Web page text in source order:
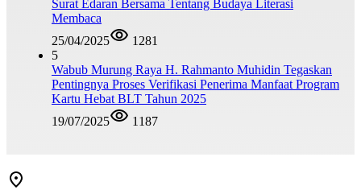
Surat Edaran Bersama Tentang Budaya Literasi
Membaca
25/04/2025
1281
5
Wabub Murung Raya H. Rahmanto Muhidin Tegaskan
Pentingnya Proses Verifikasi Penerima Manfaat Program
Kartu Hebat BLT Tahun 2025
19/07/2025
1187